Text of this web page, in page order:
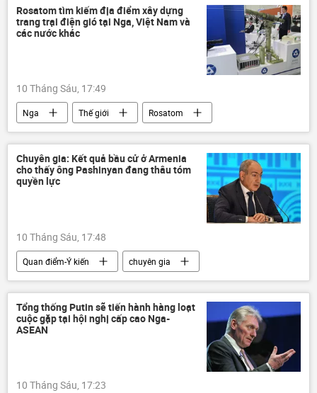
Rosatom tìm kiếm địa điểm xây dựng
trang trại điện gió tại Nga, Việt Nam và
các nước khác
10 Tháng Sáu, 17:49
Nga Thế giới
Rosatom
quan hệ
hợp tác
Hợp tác Nga-Việt
Việt Nam
Chuyên gia: Kết quả bầu cử ở Armenia
cho thấy ông Pashinyan đang thâu tóm
quyền lực
10 Tháng Sáu, 17:48
Quan điểm-Ý kiến
chuyên gia
Armenia
Chính trị
Tổng thống Putin sẽ tiến hành hàng loạt
cuộc gặp tại hội nghị cấp cao Nga-
ASEAN
10 Tháng Sáu, 17:23